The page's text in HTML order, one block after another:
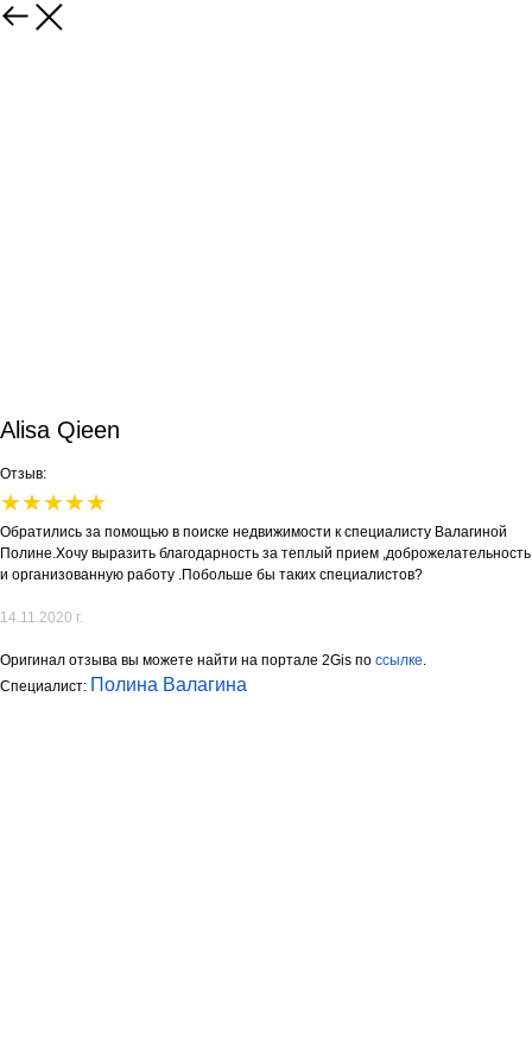
Alisa Qieen
Отзыв:
★★★★★
Обратились за помощью в поиске недвижимости к специалисту Валагиной
Полине.Хочу выразить благодарность за теплый прием ,доброжелательность
и организованную работу .Побольше бы таких специалистов?
14.11.2020 г.
Оригинал отзыва вы можете найти на портале 2Gis по ссылке
Специалист: Полина Валагина